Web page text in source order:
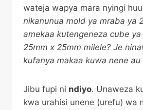
wateja wapya mara nyingi
nikanunua mold ya mraba ya
amekaa kutengeneza cube
25mm x 25mm milele? Je
kufanya makaa kuwa nene au
Jibu fupi ni ndiyo. Unaweza
kwa urahisi unene (urefu) wa